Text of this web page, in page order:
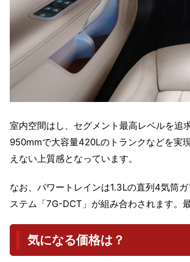
室内空間はし、セグメント最高レベルを
950mmで大容量420Lのトランクなどを実
えない上質感となっています。
なお、パワートレインは1.3Lの直列4気筒
ステム「7G-DCT」が組み合わされます。
気になる価格は？